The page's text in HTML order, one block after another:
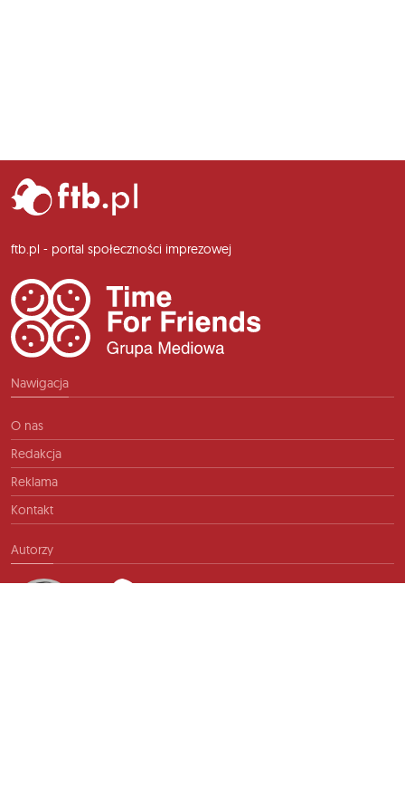
ftb.pl - portal społeczności imprezowej
Nawigacja
O nas
Redakcja
Reklama
Kontakt
Autorzy